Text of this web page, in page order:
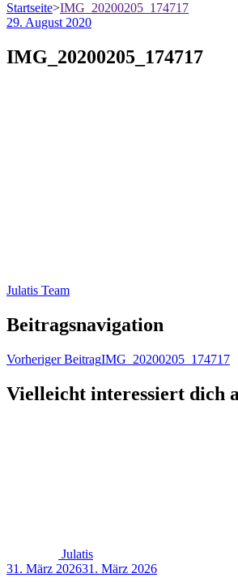
Startseite>IMG_20200205_174717
29. August 2020
IMG_20200205_174717
Julatis Team
Beitragsnavigation
Vorheriger BeitragIMG_20200205_174717
Vielleicht interessiert dich
Julatis
31. März 202631. März 2026